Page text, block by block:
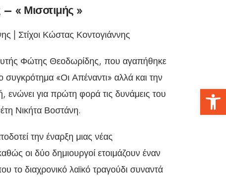
« Μισοτιμής »
| Στίχοι Κώστας Κοντογιάννης
Φώτης Θεοδωρίδης, που αγαπήθηκε
«Οι Απέναντι» αλλά και την
για πρώτη φορά τις δυνάμεις του
Νικήτα Βοστάνη.
την έναρξη μιας νέας
οι δύο δημιουργοί ετοιμάζουν έναν
το διαχρονικό λαϊκό τραγούδι συναντά